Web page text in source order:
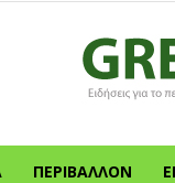
ΠΕΡΙΒΆΛΛΟΝ